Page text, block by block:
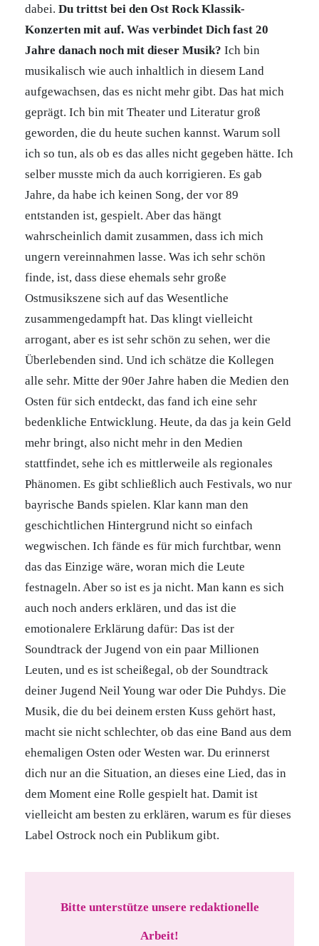
dabei. Du trittst bei den Ost Rock Klassik-
Konzerten mit auf. Was verbindet Dich fast 20
Jahre danach noch mit dieser Musik? Ich bin
musikalisch wie auch inhaltlich in diesem Land
aufgewachsen, das es nicht mehr gibt. Das hat mich
geprägt. Ich bin mit Theater und Literatur groß
geworden, die du heute suchen kannst. Warum soll
ich so tun, als ob es das alles nicht gegeben hätte. Ich
selber musste mich da auch korrigieren. Es gab
Jahre, da habe ich keinen Song, der vor 89
entstanden ist, gespielt. Aber das hängt
wahrscheinlich damit zusammen, dass ich mich
ungern vereinnahmen lasse. Was ich sehr schön
finde, ist, dass diese ehemals sehr große
Ostmusikszene sich auf das Wesentliche
zusammengedampft hat. Das klingt vielleicht
arrogant, aber es ist sehr schön zu sehen, wer die
Überlebenden sind. Und ich schätze die Kollegen
alle sehr. Mitte der 90er Jahre haben die Medien den
Osten für sich entdeckt, das fand ich eine sehr
bedenkliche Entwicklung. Heute, da das ja kein Geld
mehr bringt, also nicht mehr in den Medien
stattfindet, sehe ich es mittlerweile als regionales
Phänomen. Es gibt schließlich auch Festivals, wo nur
bayrische Bands spielen. Klar kann man den
geschichtlichen Hintergrund nicht so einfach
wegwischen. Ich fände es für mich furchtbar, wenn
das das Einzige wäre, woran mich die Leute
festnageln. Aber so ist es ja nicht. Man kann es sich
auch noch anders erklären, und das ist die
emotionalere Erklärung dafür: Das ist der
Soundtrack der Jugend von ein paar Millionen
Leuten, und es ist scheißegal, ob der Soundtrack
deiner Jugend Neil Young war oder Die Puhdys. Die
Musik, die du bei deinem ersten Kuss gehört hast,
macht sie nicht schlechter, ob das eine Band aus dem
ehemaligen Osten oder Westen war. Du erinnerst
dich nur an die Situation, an dieses eine Lied, das in
dem Moment eine Rolle gespielt hat. Damit ist
vielleicht am besten zu erklären, warum es für dieses
Label Ostrock noch ein Publikum gibt.
Bitte unterstütze unsere redaktionelle
Arbeit!